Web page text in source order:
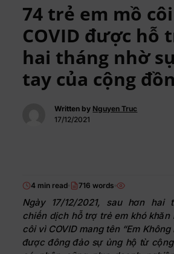
74 trẻ em mồ
COVID được hỗ
hai tháng nhờ
tay của cộng
Written by Nguyen Truc
17/12/2021
4 min read 716 words
Ngày 17/12/2021, sau hơn hai
chiến dịch hỗ trợ trẻ em khó khăn
côi vì COVID mang tên “Em Không
được đông đảo sự ủng hộ từ